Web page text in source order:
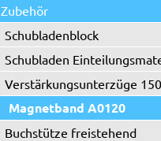
Zubehör
Schubladenblock
Schubladen
Verstärkungsunterzüge
Magnetband A0120
Buchstütze freistehend